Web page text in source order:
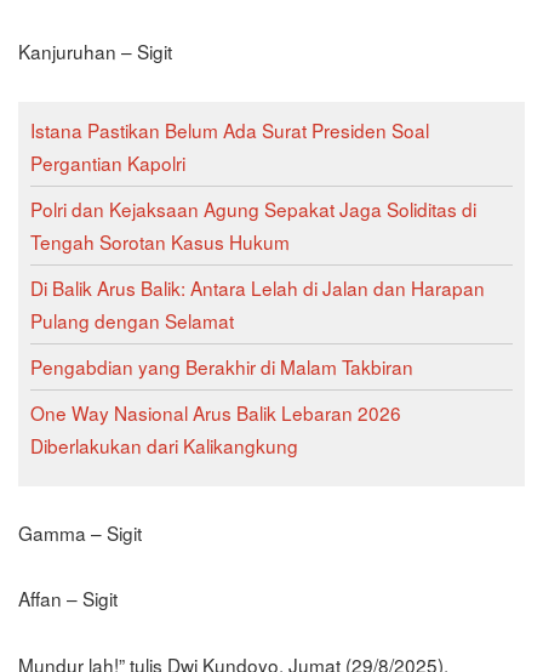
Kanjuruhan – Sigit
Istana Pastikan Belum Ada Surat Presiden Soal
Pergantian Kapolri
Polri dan Kejaksaan Agung Sepakat Jaga Soliditas di
Tengah Sorotan Kasus Hukum
Di Balik Arus Balik: Antara Lelah di Jalan dan Harapan
Pulang dengan Selamat
Pengabdian yang Berakhir di Malam Takbiran
One Way Nasional Arus Balik Lebaran 2026
Diberlakukan dari Kalikangkung
Gamma – Sigit
Affan – Sigit
Mundur lah!” tulis Dwi Kundoyo, Jumat (29/8/2025).